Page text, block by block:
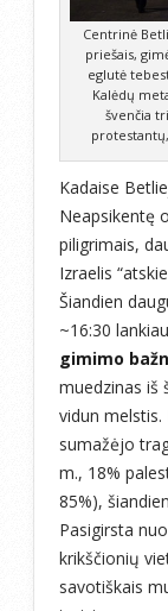
Centrinė
priešais,
eglutė
Kalėdų
švenčia
Kadaise
Neapsikentę
piligrimais,
Izraelis
Šiandien
~16:30
gimimo
muedzinas iš
vidun
sumažėjo
m., 18%
85%),
Pasigirsta
krikščionių
savotiškais